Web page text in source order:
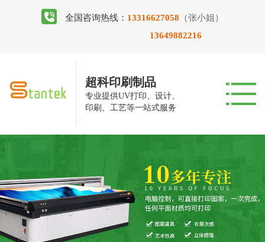
全国咨询热线： 13316627058 （张小姐）
13649882216
超科印刷制品
专业提供UV打印、设计、
印刷、工艺等一站式服务